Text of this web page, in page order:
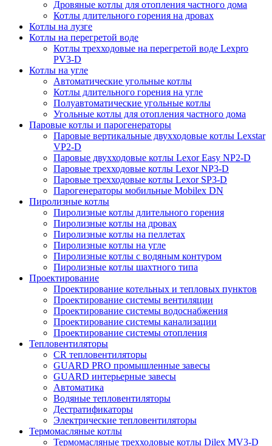
Дровяные котлы для отопления частного дома
Котлы длительного горения на дровах
Котлы на лузге
Котлы на перегретой воде
Котлы трехходовые на перегретой воде Lexpro
PV3-D
Котлы на угле
Автоматические угольные котлы
Котлы длительного горения на угле
Полуавтоматические угольные котлы
Угольные котлы для отопления частного дома
Паровые котлы и парогенераторы
Паровые вертикальные двухходовые котлы Lexstar
VP2-D
Паровые двухходовые котлы Lexor Easy NP2-D
Паровые трехходовые котлы Lexor NP3-D
Паровые трехходовые котлы Lexor SP3-D
Парогенераторы мобильные Mobilex DN
Пиролизные котлы
Пиролизные котлы длительного горения
Пиролизные котлы на дровах
Пиролизные котлы на пеллетах
Пиролизные котлы на угле
Пиролизные котлы с водяным контуром
Пиролизные котлы шахтного типа
Проектирование
Проектирование котельных и тепловых пунктов
Проектирование системы вентиляции
Проектирование системы водоснабжения
Проектирование системы канализации
Проектирование системы отопления
Тепловентиляторы
CR тепловентиляторы
GUARD PRO промышленные завесы
GUARD интерьерные завесы
Автоматика
Водяные тепловентиляторы
Дестратификаторы
Электрические тепловентиляторы
Термомасляные котлы
Термомасляные трехходовые котлы Dilex MV3-D